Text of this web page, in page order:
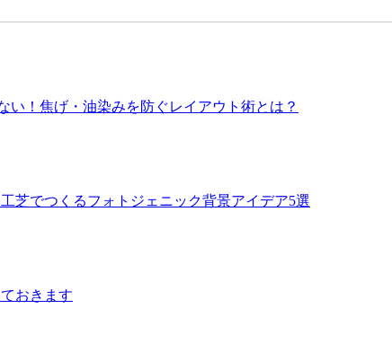
いほどのフラットな仕上がりは、多くのお客様から高い
ら始まります。
から10年と言われていますが、ホームセンターなどの低
していただきたいという思いから、私たちは耐久性の試
トし、高品質ながらリーズナブルな価格を実現しました
い！焦げ・油染みを防ぐレイアウト術とは？
芝でつくるフォトジェニック背景アイデア5選
おきます